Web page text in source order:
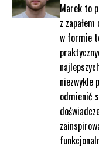
Marek to
z
w formie
niezwykle
odmienić